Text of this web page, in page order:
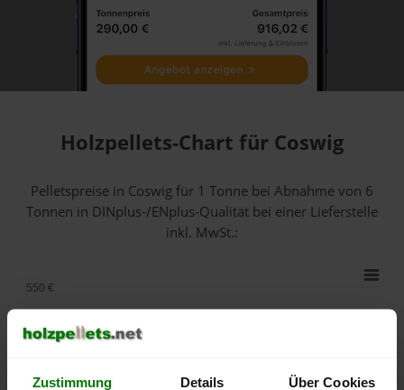
Zustimmung Details Über Cookies
Holzpellets-Chart für Coswig
Pelletspreise in Coswig für 1 Tonne bei Abnahmevon 6
Tonnen in DINplus-/ENplus-Qualität bei einer Lieferstelle
inkl. MwSt.:
500 €
550 €